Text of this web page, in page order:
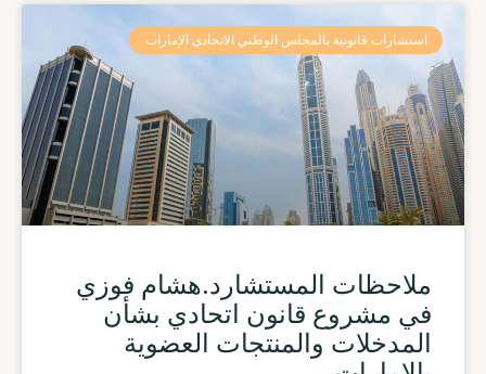
استشارات قانونية بالمجلس الوطني الاتحادي الإمارات
ملاحظات المستشارد.هشام فوزي
في مشروع قانون اتحادي بشأن
المدخلات والمنتجات العضوية